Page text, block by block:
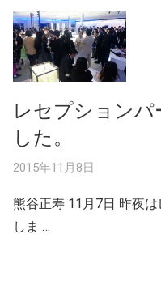
レセプションパ
した。
2015年11月8日
熊谷正寿 11月7日 昨夜
しま …